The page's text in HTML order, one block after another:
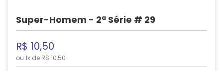
Super-Homem - 2ª Série # 29
R$ 10,50
ou 1x de R$ 10,50